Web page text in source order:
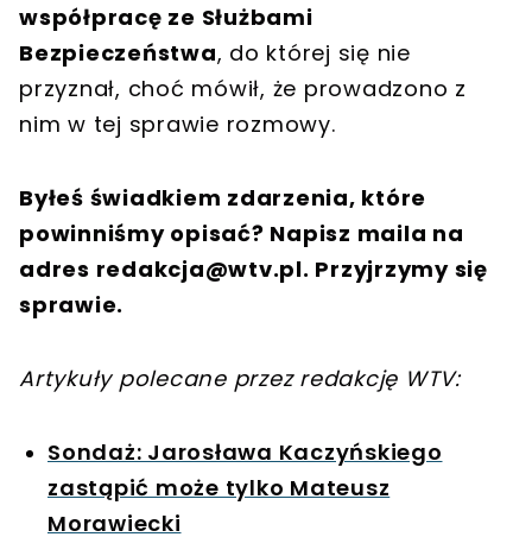
współpracę ze Służbami
Bezpieczeństwa, do której się nie
przyznał, choć mówił, że prowadzono z
nim w tej sprawie rozmowy.
Byłeś świadkiem zdarzenia, które
powinniśmy opisać? Napisz maila na
adres redakcja@wtv.pl. Przyjrzymy się
sprawie.
Artykuły polecane przez redakcję WTV:
Sondaż: Jarosława Kaczyńskiego
zastąpić może tylko Mateusz
Morawiecki